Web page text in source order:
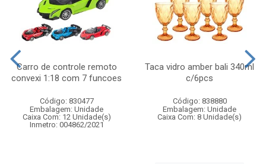
Carro de controle remoto
convexi 1:18 com 7 funcoes
Código: 830477
Embalagem: Unidade
Caixa Com: 12 Unidade(s)
Inmetro: 004862/2021
Taca vidro amber bali 340ml
c/6pcs
Código: 838880
Embalagem: Unidade
Caixa Com: 8 Unidade(s)